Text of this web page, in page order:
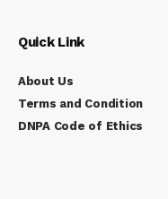
Quick Link
About Us
Terms and Condition
DNPA Code of Ethics